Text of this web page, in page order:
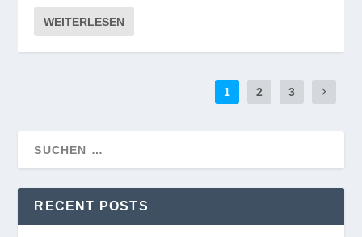
WEITERLESEN
1 2 3
RECENT POSTS